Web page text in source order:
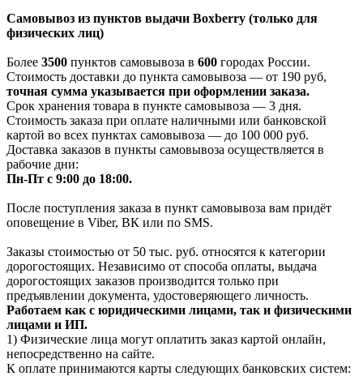
Самовывоз из пунктов выдачи Boxberry (только для
физических лиц)
Более 3500 пунктов самовывоза в 600 городах России.
Стоимость доставки до пункта самовывоза — от 190 руб,
точная сумма указывается при оформлении заказа.
Срок хранения товара в пункте самовывоза — 3 дня.
Стоимость заказа при оплате наличными или банковской
картой во всех пунктах самовывоза — до 100 000 руб.
Доставка заказов в пункты самовывоза осуществляется в
рабочие дни:
Пн-Пт с 9:00 до 18:00.
После поступления заказа в пункт самовывоза вам придёт
оповещение в Viber, ВК или по SMS.
Заказы стоимостью от 50 тыс. руб. относятся к категории
дорогостоящих. Независимо от способа оплаты, выдача
дорогостоящих заказов производится только при
предъявлении документа, удостоверяющего личность.
Работаем как с юридическими лицами, так и физическими
лицами и ИП.
1) Физические лица могут оплатить заказ картой онлайн,
непосредственно на сайте.
К оплате принимаются карты следующих банковских систем: